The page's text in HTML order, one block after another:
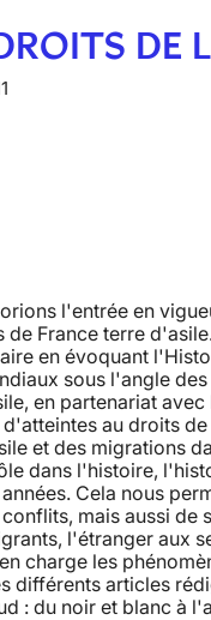
DE
l'entrée en
de France terre
en évoquant
sous l'angle
en partenariat
au droits
et des migrations
dans l'histoire,
Cela nous
mais aussi de
l'étranger aux
charge les
différents articles
: du noir et blanc à